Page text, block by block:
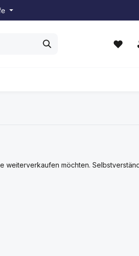
Du
weiterverkaufen möchten.